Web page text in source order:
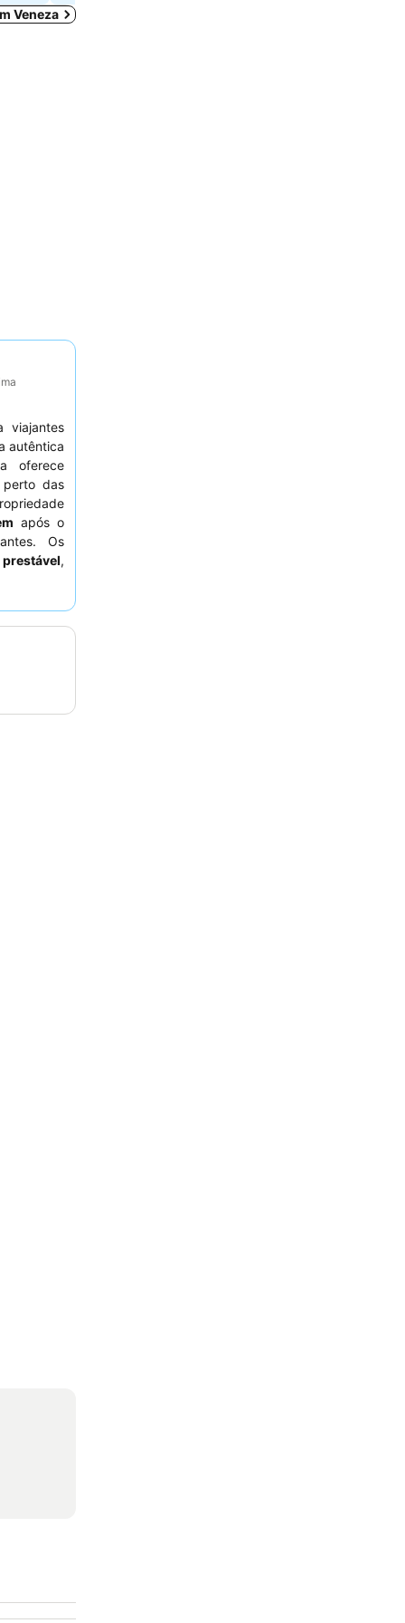
Veneza
viajantes
autêntica
oferece
perto das
após o
Os
,
solicitar